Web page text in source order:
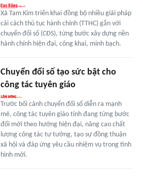
Xã Tam Kim triển khai đồng bộ nhiều giải pháp
cải cách thủ tục hành chính (TTHC) gắn với
chuyển đổi số (CĐS), từng bước xây dựng nền
hành chính hiện đại, công khai, minh bạch.
Chuyển đổi số tạo sức bật cho
công tác tuyên giáo
Trước bối cảnh chuyển đổi số diễn ra mạnh
mẽ, công tác tuyên giáo tỉnh đang từng bước
đổi mới theo hướng hiện đại, nâng cao chất
lượng công tác tư tưởng, tạo sự đồng thuận
xã hội và đáp ứng yêu cầu nhiệm vụ trong tình
hình mới.